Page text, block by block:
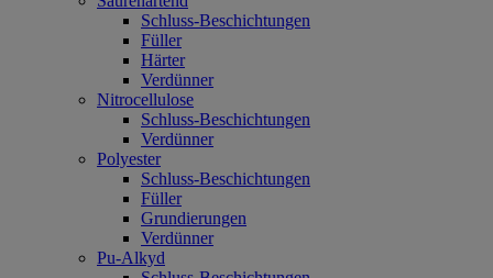
Schluss-Beschichtungen
Füller
Härter
Verdünner
Nitrocellulose
Schluss-Beschichtungen
Verdünner
Polyester
Schluss-Beschichtungen
Füller
Grundierungen
Verdünner
Pu-Alkyd